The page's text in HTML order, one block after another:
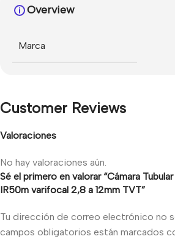
Overview
Marca
Customer Reviews
Valoraciones
No hay valoraciones aún.
Sé el primero en valorar “Cámara
IR50m varifocal 2,8 a 12mm TVT”
Tu dirección de correo electrónico no
campos obligatorios están marcados